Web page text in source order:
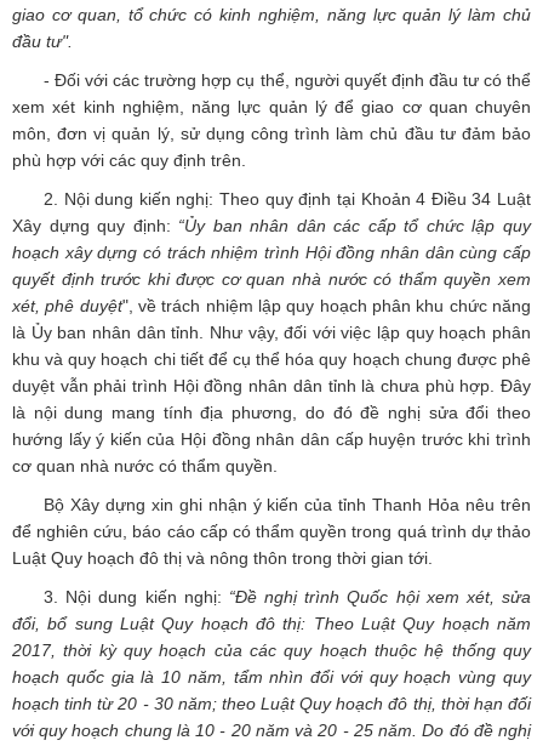
giao cơ quan, tổ chức có kinh nghiệm, năng lực quản lý làm chủ
đầu tư".
- Đối với các trường hợp cụ thể, người quyết định đầu tư có thể
xem xét kinh nghiệm, năng lực quản lý để giao cơ quan chuyên
môn, đơn vị quản lý, sử dụng công trình làm chủ đầu tư đảm bảo
phù hợp với các quy định trên.
2. Nội dung kiến nghị: Theo quy định tại Khoản 4 Điều 34 Luật
Xây dựng quy định: “Ủy ban nhân dân các cấp tổ chức lập quy
hoạch xây dựng có trách nhiệm trình Hội đồng nhân dân cùng cấp
quyết định trước khi được cơ quan nhà nước có thẩm quyền xem
xét, phê duyệt", về trách nhiệm lập quy hoạch phân khu chức năng
là Ủy ban nhân dân tỉnh. Như vậy, đối với việc lập quy hoạch phân
khu và quy hoạch chi tiết để cụ thể hóa quy hoạch chung được phê
duyệt vẫn phải trình Hội đồng nhân dân tỉnh là chưa phù hợp. Đây
là nội dung mang tính địa phương, do đó đề nghị sửa đổi theo
hướng lấy ý kiến của Hội đồng nhân dân cấp huyện trước khi trình
cơ quan nhà nước có thẩm quyền.
Bộ Xây dựng xin ghi nhận ý kiến của tỉnh Thanh Hỏa nêu trên
để nghiên cứu, báo cáo cấp có thẩm quyền trong quá trình dự thảo
Luật Quy hoạch đô thị và nông thôn trong thời gian tới.
3. Nội dung kiến nghị: “Đề nghị trình Quốc hội xem xét, sửa
đổi, bổ sung Luật Quy hoạch đô thị: Theo Luật Quy hoạch năm
2017, thời kỳ quy hoạch của các quy hoạch thuộc hệ thống quy
hoạch quốc gia là 10 năm, tẩm nhìn đổi với quy hoạch vùng quy
hoạch tinh từ 20 - 30 năm; theo Luật Quy hoạch đô thị, thời hạn đối
với quy hoạch chung là 10 - 20 năm và 20 - 25 năm. Do đó đề nghị